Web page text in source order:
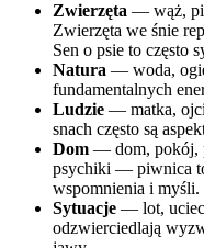
Zwierzęta — wąż,
Zwierzęta we śnie
Sen o psie to często
Natura — woda,
fundamentalnych
Ludzie — matka,
snach często są
Dom — dom, pokój,
psychiki — piwnica
wspomnienia i myśli.
Sytuacje — lot,
odzwierciedlają